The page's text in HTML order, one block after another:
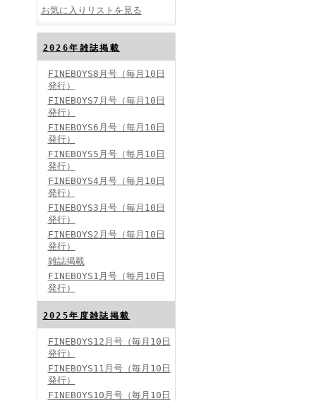
FINEBOYS2024年10月号
FINEBOYS2024年9月号
FINEBOYS2024年8月号
お気に入りリストを見る
2026年雑誌掲載
FINEBOYS8月号（毎月10日
発行）
FINEBOYS7月号（毎月10日
発行）
FINEBOYS6月号（毎月10日
発行）
FINEBOYS5月号（毎月10日
発行）
FINEBOYS4月号（毎月10日
発行）
FINEBOYS3月号（毎月10日
発行）
FINEBOYS2月号（毎月10日
発行）
雑誌掲載
FINEBOYS1月号（毎月10日
発行）
2025年度雑誌掲載
FINEBOYS12月号（毎月10日
発行）
FINEBOYS11月号（毎月10日
発行）
FINEBOYS10月号（毎月10日